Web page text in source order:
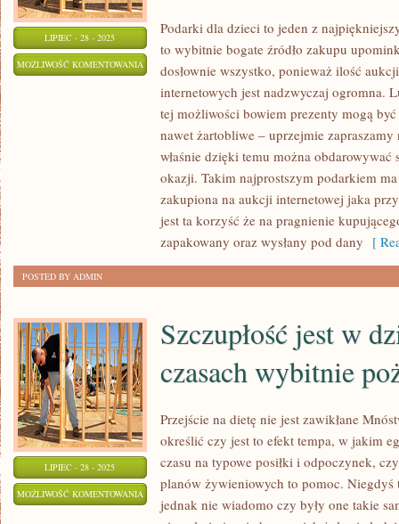
LIPIEC - 28 - 2025
MOŻLIWOŚĆ KOMENTOWANIA
TŁUMACZYMY
SZEROKO
ZNANE
POJĘCIE,
KTÓRYM
JEST
GRA
KOMPUTEROWA
Podarki dla dzieci to jeden z
to wybitnie bogate źródło zakupu
dosłownie wszystko, ponieważ ilość
internetowych jest nadzwyczaj ogromna.
tej możliwości bowiem prezenty mogą
nawet żartobliwe – uprzejmie
właśnie dzięki temu można
okazji. Takim najprostszym podarkiem
zakupiona na aukcji internetowej jaka
jest ta korzyść że na pragnienie
zapakowany oraz wysłany pod dany [
POSTED BY ADMIN
LIPIEC - 28 - 2025
MOŻLIWOŚĆ KOMENTOWANIA SZCZUPŁOŚĆ
JEST
Szczupłość jest w
czasach wybitnie
Przejście na dietę nie jest zawikłane
określić czy jest to efekt tempa, w jakim
czasu na typowe posiłki i odpoczynek,
planów żywieniowych to pomoc. Niegdyś
jednak nie wiadomo czy były one takie